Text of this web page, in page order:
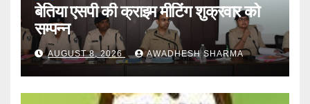
बेतिया एसपी की क्राइम मीटिंग शुक्रवार को
सम्पन्न
AUGUST 8, 2026 AWADHESH SHARMA